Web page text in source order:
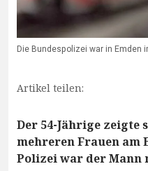
Die Bundespolizei war in Emden
Artikel teilen:
Der 54-Jährige zeigte
mehreren Frauen am
Polizei war der Mann